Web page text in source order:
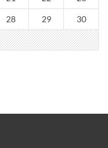
28 29 30